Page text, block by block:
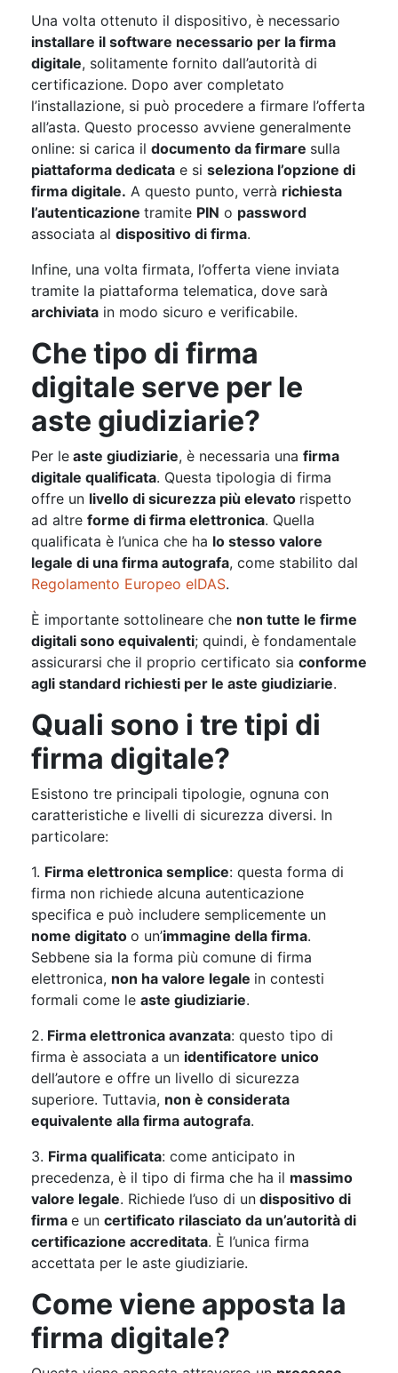
Una volta ottenuto il dispositivo, è necessario
installare il software necessario per la firma
digitale, solitamente fornito dall’autorità di
certificazione. Dopo aver completato
l’installazione, si può procedere a firmare l’offerta
all’asta. Questo processo avviene generalmente
online: si carica il documento da firmare sulla
piattaforma dedicata e si seleziona l’opzione di
firma digitale. A questo punto, verrà richiesta
l’autenticazione tramite PIN o password
associata al dispositivo di firma.
Infine, una volta firmata, l’offerta viene inviata
tramite la piattaforma telematica, dove sarà
archiviata in modo sicuro e verificabile.
Che tipo di firma
digitale serve per le
aste giudiziarie?
Per le aste giudiziarie, è necessaria una firma
digitale qualificata. Questa tipologia di firma
offre un livello di sicurezza più elevato rispetto
ad altre forme di firma elettronica. Quella
qualificata è l’unica che ha lo stesso valore
legale di una firma autografa, come stabilito dal
Regolamento Europeo eIDAS.
È importante sottolineare che non tutte le firme
digitali sono equivalenti; quindi, è fondamentale
assicurarsi che il proprio certificato sia conforme
agli standard richiesti per le aste giudiziarie.
Quali sono i tre tipi di
firma digitale?
Esistono tre principali tipologie, ognuna con
caratteristiche e livelli di sicurezza diversi. In
particolare:
1. Firma elettronica semplice: questa forma di
firma non richiede alcuna autenticazione
specifica e può includere semplicemente un
nome digitato o un’immagine della firma.
Sebbene sia la forma più comune di firma
elettronica, non ha valore legale in contesti
formali come le aste giudiziarie.
2. Firma elettronica avanzata: questo tipo di
firma è associata a un identificatore unico
dell’autore e offre un livello di sicurezza
superiore. Tuttavia, non è considerata
equivalente alla firma autografa.
3. Firma qualificata: come anticipato in
precedenza, è il tipo di firma che ha il massimo
valore legale. Richiede l’uso di un dispositivo di
firma e un certificato rilasciato da un’autorità di
certificazione accreditata. È l’unica firma
accettata per le aste giudiziarie.
Come viene apposta la
firma digitale?